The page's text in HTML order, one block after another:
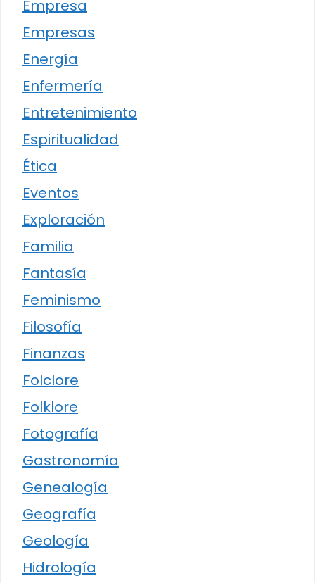
Empresa
Empresas
Energía
Enfermería
Entretenimiento
Espiritualidad
Ética
Eventos
Exploración
Familia
Fantasía
Feminismo
Filosofía
Finanzas
Folclore
Folklore
Fotografía
Gastronomía
Genealogía
Geografía
Geología
Hidrología